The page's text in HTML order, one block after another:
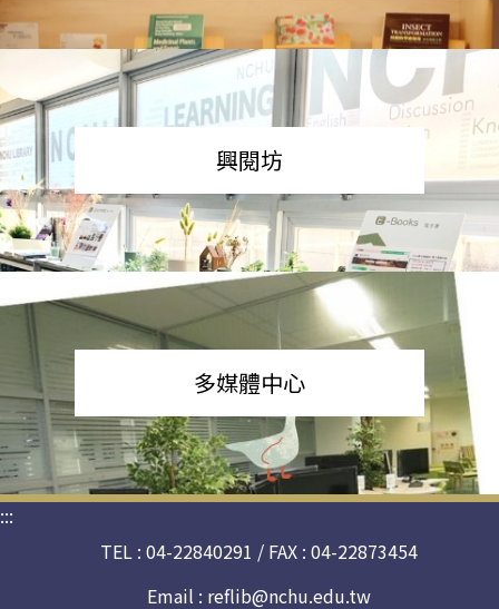
興閱坊
多媒體中心
:::
TEL : 04-22840291 / FAX : 04-22873454
Email : reflib@nchu.edu.tw